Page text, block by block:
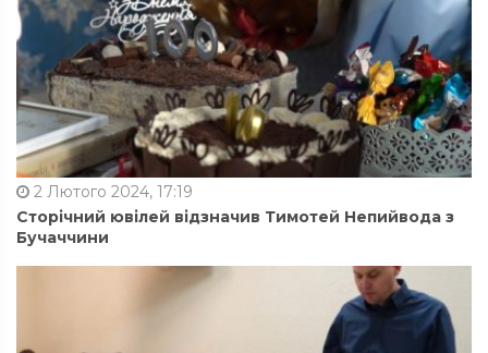
2 Лютого 2024, 17:19
Сторічний ювілей відзначив Тимотей Непийвода з
Бучаччини